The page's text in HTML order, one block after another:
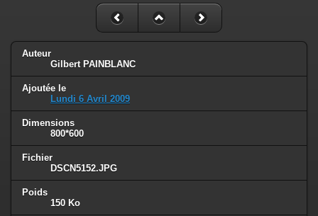
Auteur
Gilbert PAINBLANC
Ajoutée le
Lundi 6 Avril 2009
Dimensions
800*600
Fichier
DSCN5152.JPG
Poids
150 Ko